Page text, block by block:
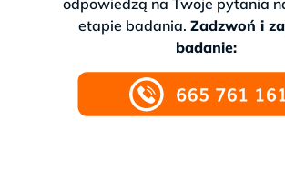
odpowiedzą na Twoje pytania
etapie badania. Zadzwoń i
badanie: